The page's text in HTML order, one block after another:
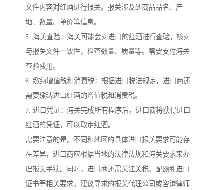
文件内容对红酒进行报关。报关涉及到商品品名、产
地、数量、单价等信息。
5. 海关查验：海关可能会对进口的红酒进行查验，核对
与报关文件一致性，检查数量、质量等。需要支付海关
查验费用。
6. 缴纳增值税和消费税：根据进口税法规定，进口商还
需要缴纳进口红酒的增值税和消费税。
7. 进口凭证：海关完成所有程序后，进口商将获得进口
红酒的凭证，可以取走红酒。
需要注意的是，不同和地区的具体进口报关要求可能存
在差异，进口商应根据当地的法律法规和海关要求来办
理报关手续。同时，进口商还需关注关税、配额和进口
证书等相关要求。建议寻求的报关代理公司或咨询律师